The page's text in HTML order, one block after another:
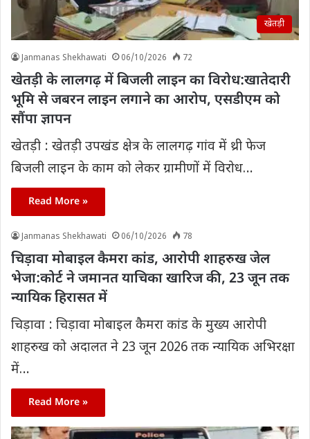
खेतड़ी
Janmanas Shekhawati 06/10/2026 72
खेतड़ी के लालगढ़ में बिजली लाइन का विरोध:खातेदारी
भूमि से जबरन लाइन लगाने का आरोप, एसडीएम को
सौंपा ज्ञापन
खेतड़ी : खेतड़ी उपखंड क्षेत्र के लालगढ़ गांव में थ्री फेज
बिजली लाइन के काम को लेकर ग्रामीणों में विरोध…
Read More »
Janmanas Shekhawati 06/10/2026 78
चिड़ावा मोबाइल कैमरा कांड, आरोपी शाहरुख जेल
भेजा:कोर्ट ने जमानत याचिका खारिज की, 23 जून तक
न्यायिक हिरासत में
चिड़ावा : चिड़ावा मोबाइल कैमरा कांड के मुख्य आरोपी
शाहरुख को अदालत ने 23 जून 2026 तक न्यायिक अभिरक्षा
में…
Read More »